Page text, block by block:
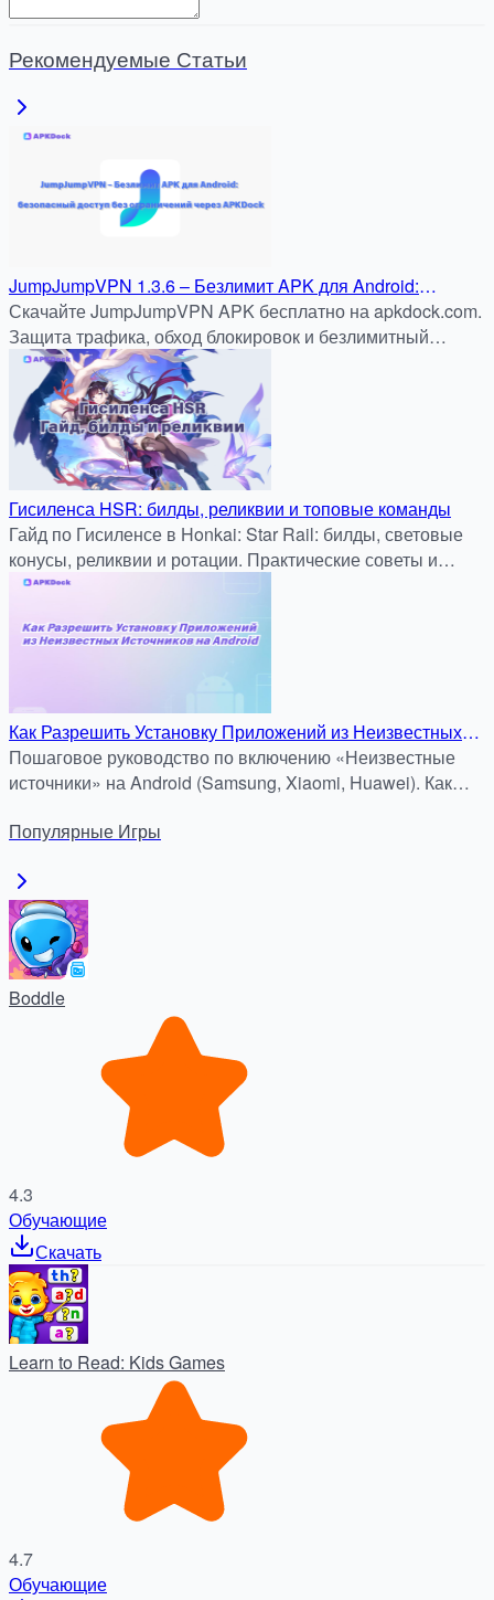
Рекомендуемые Статьи
JumpJumpVPN 1.3.6 – Безлимит APK для Android:
быстрый и безопасный доступ без ограничений через
APKDock
Скачайте JumpJumpVPN APK бесплатно на apkdock.com.
Защита трафика, обход блокировок и безлимитный
доступ к сайтам и приложениям.
Гисиленса HSR: билды, реликвии и топовые команды
Гайд по Гисиленсе в Honkai: Star Rail: билды, световые
конусы, реликвии и ротации. Практические советы и
материалы доступны на apkdock.com.
Как Разрешить Установку Приложений из Неизвестных
Источников на Android
Пошаговое руководство по включению «Неизвестные
источники» на Android (Samsung, Xiaomi, Huawei). Как
Популярные Игры
Boddle
4.3
Обучающие
Скачать
Learn to Read: Kids Games
4.7
Обучающие